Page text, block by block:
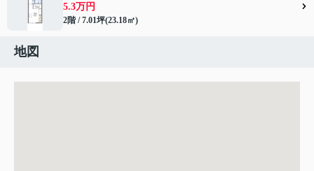
5.3万円
2階 / 7.01坪(23.18㎡)
地図